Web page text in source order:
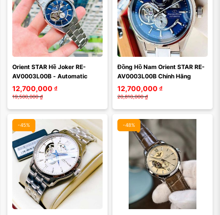
Orient STAR Hề Joker RE-
AV0003L00B - Automatic
12,700,000 ₫
19,500,000 ₫
Đồng Hồ Nam Orient STAR RE-
AV0003L00B Chính Hãng
12,700,000 ₫
20,810,000 ₫
-45%
Màu mặt:
Xóa
-48%
Màu mặt: Màu mặt: